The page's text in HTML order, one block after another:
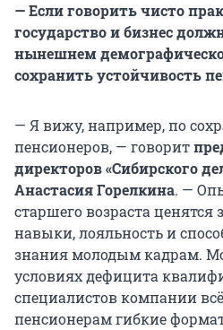
— Если говорить чисто
государство и бизнес
нынешнем
сохранить устойчивость
— Я вижу, например, по
пенсионеров, — говорит
директоров «Сибирского
Анастасия Горелкина. —
старшего возраста
навыки, лояльность и
знания молодым кадрам.
условиях дефицита
специалистов компании
пенсионерам гибкие